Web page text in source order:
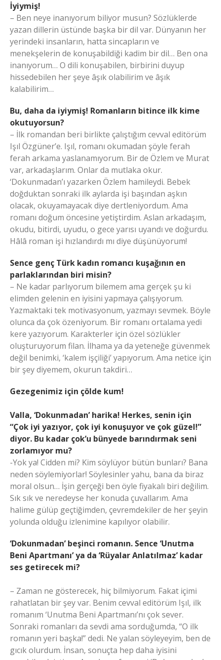
İyiymiş!
– Ben neye inanıyorum biliyor musun? Sözlüklerde
yazan dillerin üstünde başka bir dil var. Dünyanın her
yerindeki insanların, hatta sincapların ve
menekşelerin de konuşabildiği kadim bir dil… Ben ona
inanıyorum… O dili konuşabilen, birbirini duyup
hissedebilen her şeye âşık olabilirim ve âşık
kalabilirim…
Bu, daha da iyiymiş! Romanların bitince ilk kime
okutuyorsun?
– İlk romandan beri birlikte çalıştığım cevval editörüm
Işıl Özgüner’e. Işıl, romanı okumadan şöyle ferah
ferah arkama yaslanamıyorum. Bir de Özlem ve Murat
var, arkadaşlarım. Onlar da mutlaka okur.
‘Dokunmadan’ı yazarken Özlem hamileydi. Bebek
doğduktan sonraki ilk aylarda işi başından aşkın
olacak, okuyamayacak diye dertleniyordum. Ama
romanı doğum öncesine yetiştirdim. Aslan arkadaşım,
okudu, bitirdi, uyudu, o gece yarısı uyandı ve doğurdu.
Hâlâ roman işi hızlandırdı mı diye düşünüyorum!
Sence genç Türk kadın romancı kuşağının en
parlaklarından biri misin?
– Ne kadar parlıyorum bilemem ama gerçek şu ki
elimden gelenin en iyisini yapmaya çalışıyorum.
Yazmaktaki tek motivasyonum, yazmayı sevmek. Böyle
olunca da çok özeniyorum. Bir romanı ortalama yedi
kere yazıyorum. Karakterler için özel sözlükler
oluşturuyorum filan. İlhama ya da yeteneğe güvenmek
değil benimki, ‘kalem işçiliği’ yapıyorum. Ama netice için
bir şey diyemem, okurun takdiri…
Gezegenimiz için çölde kum!
Valla, ‘Dokunmadan’ harika! Herkes, senin için
“Çok iyi yazıyor, çok iyi konuşuyor ve çok güzel!”
diyor. Bu kadar çok’u bünyede barındırmak seni
zorlamıyor mu?
-Yok ya! Cidden mi? Kim söylüyor bütün bunları? Bana
neden söylemiyorlar! Söylesinler yahu, bana da biraz
moral olsun… İşin gerçeği ben öyle fiyakalı biri değilim.
Sık sık ve neredeyse her konuda çuvallarım. Ama
halime gülüp geçtiğimden, çevremdekiler de her şeyin
yolunda olduğu izlenimine kapılıyor olabilir.
‘Dokunmadan’ beşinci romanın. Sence ‘Unutma
Beni Apartmanı’ ya da ‘Rüyalar Anlatılmaz’ kadar
ses getirecek mi?
– Zaman ne gösterecek, hiç bilmiyorum. Fakat içimi
rahatlatan bir şey var. Benim cevval editörüm Işıl, ilk
romanım ‘Unutma Beni Apartmanı’nı çok sever.
Sonraki romanları da sevdi ama sorduğumda, “O ilk
romanın yeri başka!” dedi. Ne yalan söyleyeyim, ben de
gıcık olurdum. İnsan, sonuçta hep daha iyisini